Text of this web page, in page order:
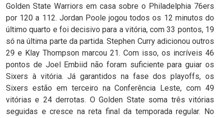
Golden State Warriors em casa sobre o Philadelphia 76ers
por 120 a 112. Jordan Poole jogou todos os 12 minutos do
último quarto e foi decisivo para a vitória, com 33 pontos, 19
só na última parte da partida. Stephen Curry adicionou outros
29 e Klay Thompson marcou 21. Com isso, os incríveis 46
pontos de Joel Embiid não foram suficiente para guiar os
Sixers à vitória. Já garantidos na fase dos playoffs, os
Sixers estão em terceiro na Conferência Leste, com 49
vitórias e 24 derrotas. O Golden State soma três vitórias
seguidas e cresce na reta final da temporada regular. No